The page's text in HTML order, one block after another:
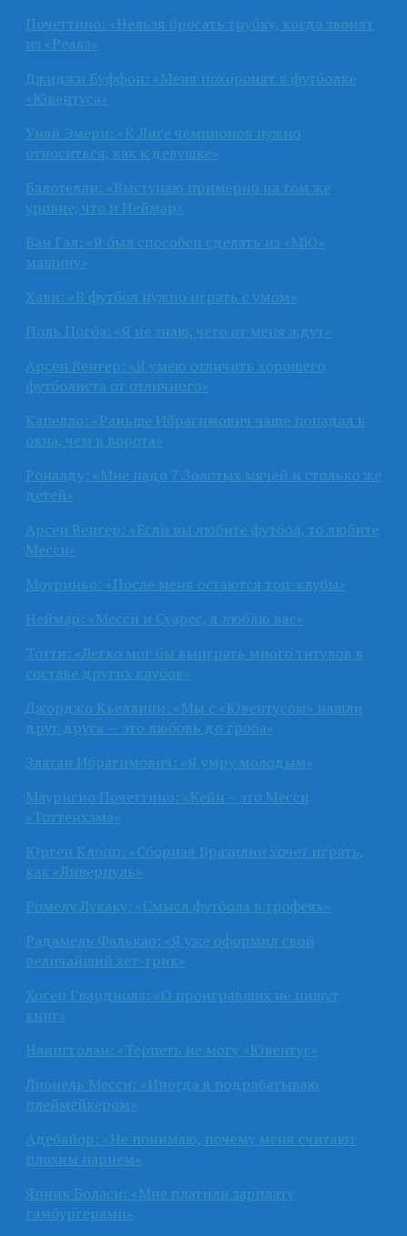
Почеттино: «Нельзя бросать трубку, когда звонят
из «Реала»
Джиджи Буффон: «Меня похоронят в футболке
«Ювентуса»
Унай Эмери: «К Лиге чемпионов нужно
относиться, как к девушке»
Балотелли: «Выступаю примерно на том же
уровне, что и Неймар»
Ван Гал: «Я был способен сделать из «МЮ»
машину»
Хави: «В футбол нужно играть с умом»
Поль Погба: «Я не знаю, чего от меня ждут»
Арсен Венгер: «Я умею отличить хорошего
футболиста от отличного»
Капелло: «Раньше Ибрагимович чаще попадал в
окна, чем в ворота»
Роналду: «Мне надо 7 Золотых мячей и столько же
детей»
Арсен Венгер: «Если вы любите футбол, то любите
Месси»
Моуриньо: «После меня остаются топ-клубы»
Неймар: «Месси и Суарес, я люблю вас»
Тотти: «Легко мог бы выиграть много титулов в
составе других клубов»
Джорджо Кьеллини: «Мы с «Ювентусом» нашли
друг друга — это любовь до гроба»
Златан Ибрагимович: «Я умру молодым»
Маурисио Почеттино: «Кейн – это Месси
«Тоттенхэма»
Юрген Клопп: «Сборная Бразилии хочет играть,
как «Ливерпуль»
Ромелу Лукаку: «Смысл футбола в трофеях»
Радамель Фалькао: «Я уже оформил свой
величайший хет-трик»
Хосеп Гвардиола: «О проигравших не пишут
книг»
Наингголан: «Терпеть не могу «Ювентус»
Лионель Месси: «Иногда я подрабатываю
плеймейкером»
Адебайор: «Не понимаю, почему меня считают
плохим парнем»
Янник Боласи: «Мне платили зарплату
гамбургерами»